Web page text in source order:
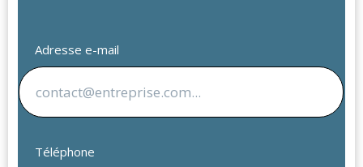
Adresse e-mail
Téléphone